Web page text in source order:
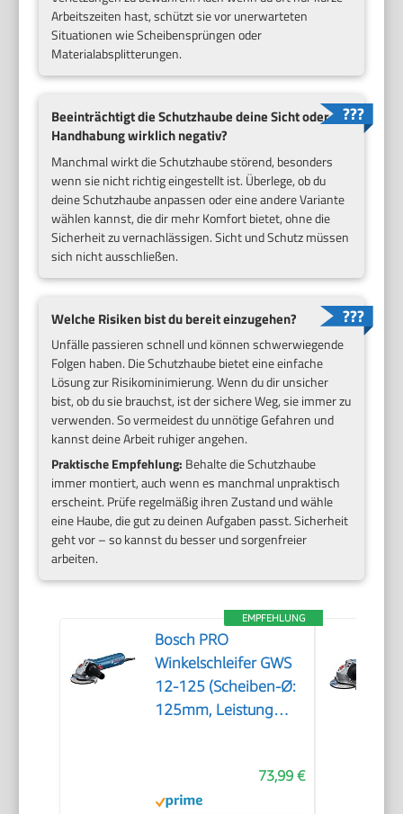
Arbeitszeiten hast, schützt sie vor unerwarteten
Situationen wie Scheibensprüngen oder
Materialabsplitterungen.
Beeinträchtigt die Schutzhaube deine Sicht oder
Handhabung wirklich negativ?
Manchmal wirkt die Schutzhaube störend, besonders
wenn sie nicht richtig eingestellt ist. Überlege, ob du
deine Schutzhaube anpassen oder eine andere Variante
wählen kannst, die dir mehr Komfort bietet, ohne die
Sicherheit zu vernachlässigen. Sicht und Schutz müssen
sich nicht ausschließen.
Welche Risiken bist du bereit einzugehen?
Unfälle passieren schnell und können schwerwiegende
Folgen haben. Die Schutzhaube bietet eine einfache
Lösung zur Risikominimierung. Wenn du dir unsicher
bist, ob du sie brauchst, ist der sichere Weg, sie immer zu
verwenden. So vermeidest du unnötige Gefahren und
kannst deine Arbeit ruhiger angehen.
Praktische Empfehlung: Behalte die Schutzhaube
immer montiert, auch wenn es manchmal unpraktisch
erscheint. Prüfe regelmäßig ihren Zustand und wähle
eine Haube, die gut zu deinen Aufgaben passt. Sicherheit
geht vor – so kannst du besser und sorgenfreier
arbeiten.
EMPFEHLUNG
Bosch PRO
Winkelschleifer GWS
12-125 (Scheiben-Ø:
125mm, Leistung
inkl. Schutzhaube,
Spannmutter,
73,99 €